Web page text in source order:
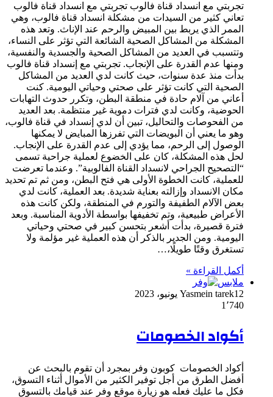
تجربتي مع انسداد قناة فالوب تجربتي مع انسداد قناة فالوب
تعاني كثير من السيدات من مشكلة انسداد قناة فالوب، وهي
الممر الذي يربط بين المبيض والرحم عند الإناث. وتعد هذه
المشكلة من المشاكل الصحية الشائعة التي تؤثر على النساء،
وتتسبب في العديد من المشاكل الصحية والجسدية والنفسية،
ومنها عدم القدرة على الإنجاب. تجربتي مع إنسداد قناة فالوب
بدأت منذ عدة سنوات، حيث كانت لدي العديد من المشاكل
الصحية التي كانت تؤثر على صحتي وحياتي اليومية. كنت
أعاني من آلام حادة في منطقة البطن، وتكرر حدوث التهابات
الحوضية، وكانت لدي فترات دموية غير منتظمة. بعد العديد
من الفحوصات والتحاليل، تبين أن لدي إنسداد في قناة فالوب،
وهو ما يعني أن البويضات التي تفرزها المبايض لا يمكنها
الوصول إلى الرحم، مما يؤدي إلى عدم القدرة على الإنجاب.
لحل هذه المشكلة، كان على الخضوع لعملية جراحية تسمى
“التصحيح الجراحي لانسداد القناة الفالوبية”. وعندما تعرضت
للعملية، كانت الخطوة الأولى هي فتح البطن، ومن ثم تم تحديد
مكان الانسداد وإزالته بعناية شديدة. بعد العملية، كانت لدي
بعض الآلام الطفيفة والتورم في المنطقة، ولكن كانت هذه
الأعراض طبيعية، وتم تخفيفها بواسطة الأدوية المناسبة. وبعد
فترة قصيرة، بدأت أشعر بتحسن كبير في صحتي وحياتي
اليومية. ومن الجدير بالذكر أن هذه العملية غير مؤلمة ولا
تستغرق وقتًا طويلًا،…
أكمل القراءة »
ملابس
Yasmein tarek12 يونيو، 2023
1٬740
أكواد الخصومات
أكواد الخصومات كوبون وفر بمجرد أن تقوم بالبحث عن
أفضل الطرق من أجل توفير الكثير من الأموال أثناء التسوق،
فكل ما عليك فعله هو زيارة موقع وفر عند قيامك بالتسوق